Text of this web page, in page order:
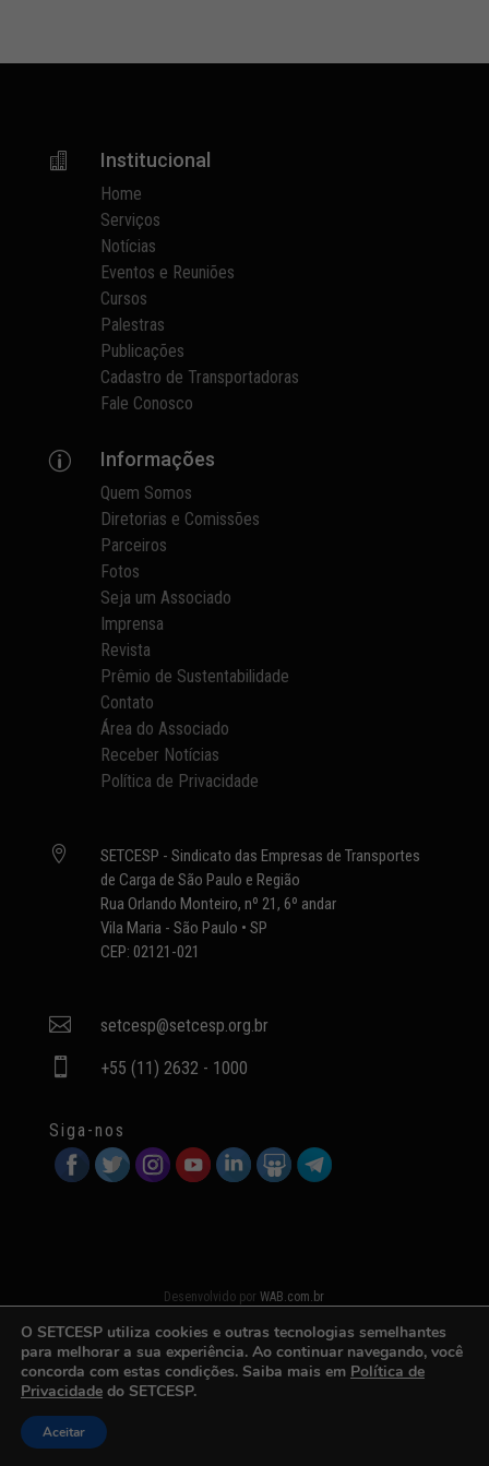
 Institucional
Home
Serviços
Notícias
Eventos e Reuniões
Cursos
Palestras
Publicações
Cadastro de Transportadoras
Fale Conosco
p Informações
Quem Somos
Diretorias e Comissões
Parceiros
Fotos
Seja um Associado
Imprensa
Revista
Prêmio de Sustentabilidade
Contato
Área do Associado
Receber Notícias
Política de Privacidade

SETCESP - Sindicato das Empresas de Transportes
de Carga de São Paulo e Região
Rua Orlando Monteiro, nº 21, 6º andar
Vila Maria - São Paulo • SP
CEP: 02121-021
 setcesp@setcesp.org.br
 +55 (11) 2632 - 1000
Siga-nos
Desenvolvido porWAB.com.br
O SETCESP utiliza cookies e outras tecnologias semelhantes
para melhorar a sua experiência. Ao continuar navegando, você
concorda com estas condições. Saiba mais em Política de
Privacidade do SETCESP.
Aceitar